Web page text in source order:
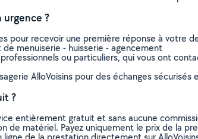
urgence ?
pour recevoir une première réponse à
menuiserie - huisserie - agencement
ou particuliers, qui vous ont
AlloVoisins pour des échanges
?
entièrement gratuit et sans aucune
de matériel. Payez uniquement le prix de la